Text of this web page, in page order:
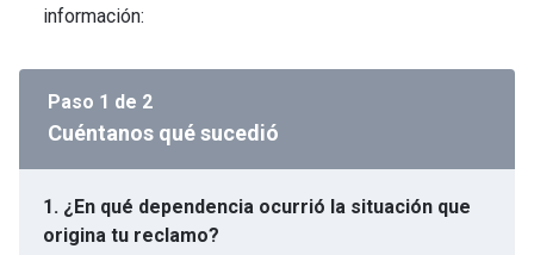
información:
Paso 1 de 2
Cuéntanos qué sucedió
1. ¿En qué dependencia ocurrió la situación que
origina tu reclamo?